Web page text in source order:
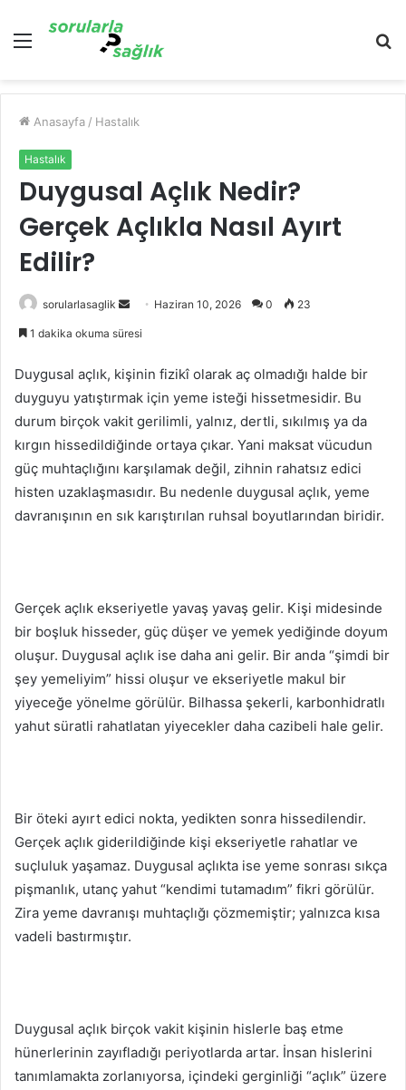
Menü
...
Anasayfa / Hastalık
Hastalık
Duygusal Açlık Nedir?
Gerçek Açlıkla Nasıl Ayırt
Edilir?
sorularlasaglik
Bir
göndermek
Haziran 10, 2026 0 23
1 dakika okuma süresi
Duygusal açlık, kişinin fizikî olarak aç olmadığı halde bir
duyguyu yatıştırmak için yeme isteği hissetmesidir. Bu
durum birçok vakit gerilimli, yalnız, dertli, sıkılmış ya da
kırgın hissedildiğinde ortaya çıkar. Yani maksat vücudun
güç muhtaçlığını karşılamak değil, zihnin rahatsız edici
histen uzaklaşmasıdır. Bu nedenle duygusal açlık, yeme
davranışının en sık karıştırılan ruhsal boyutlarından biridir.
Gerçek açlık ekseriyetle yavaş yavaş gelir. Kişi midesinde
bir boşluk hisseder, güç düşer ve yemek yediğinde doyum
oluşur. Duygusal açlık ise daha ani gelir. Bir anda “şimdi bir
şey yemeliyim” hissi oluşur ve ekseriyetle makul bir
yiyeceğe yönelme görülür. Bilhassa şekerli, karbonhidratlı
yahut süratli rahatlatan yiyecekler daha cazibeli hale gelir.
Bir öteki ayırt edici nokta, yedikten sonra hissedilendir.
Gerçek açlık giderildiğinde kişi ekseriyetle rahatlar ve
suçluluk yaşamaz. Duygusal açlıkta ise yeme sonrası sıkça
pişmanlık, utanç yahut “kendimi tutamadım” fikri görülür.
Zira yeme davranışı muhtaçlığı çözmemiştir; yalnızca kısa
vadeli bastırmıştır.
Duygusal açlık birçok vakit kişinin hislerle baş etme
hünerlerinin zayıfladığı periyotlarda artar. İnsan hislerini
tanımlamakta zorlanıyorsa, içindeki gerginliği “açlık” üzere